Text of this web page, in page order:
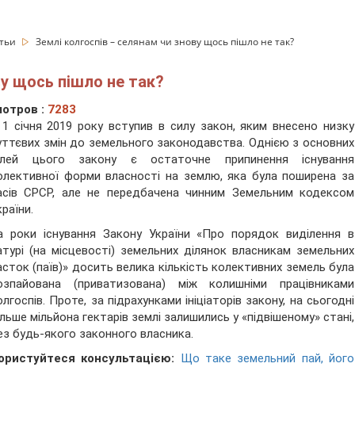
Землі колгоспів – селянам чи знову щось пішло не так?
щось пішло не так?
: 7283
січня 2019 року вступив в силу закон, яким внесено низку
змін до земельного законодавства. Однією з основних
цього закону є остаточне припинення існування
форми власності на землю, яка була поширена за
СРСР, але не передбачена чинним Земельним кодексом
роки існування Закону України «Про порядок виділення в
(на місцевості) земельних ділянок власникам земельних
(паїв)» досить велика кількість колективних земель була
(приватизована) між колишніми працівниками
Проте, за підрахунками ініціаторів закону, на сьогодні
мільйона гектарів землі залишились у «підвішеному» стані,
будь-якого законного власника.
консультацією:
Що таке земельний пай, його